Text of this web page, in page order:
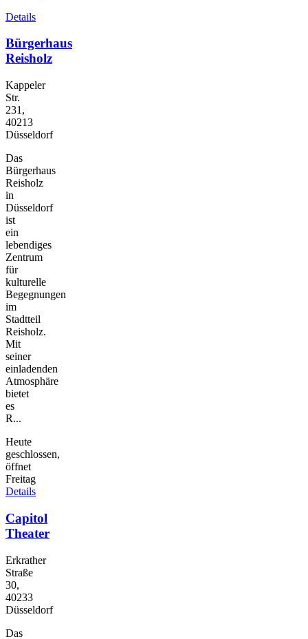
Details
Bürgerhaus
Reisholz
Kappeler
Str.
231,
40213
Düsseldorf
Das
Bürgerhaus
Reisholz
in
Düsseldorf
ist
ein
lebendiges
Zentrum
für
kulturelle
Begegnungen
im
Stadtteil
Reisholz.
Mit
seiner
einladenden
Atmosphäre
bietet
es
R...
Heute
geschlossen,
öffnet
Freitag
Details
Capitol
Theater
Erkrather
Straße
30,
40233
Düsseldorf
Das